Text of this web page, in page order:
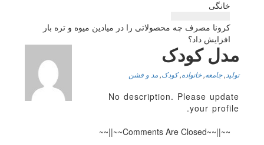
نوشته
خانگی
كرونا مصرف چه محصولاتی را در میادین میوه و تره بار
افزایش داد؟
مدل کودک
تولید ,جامعه,خانواده,کودک, مد و فشن
No description. Please update
your profile.
~~||~~Comments Are Closed~~||~~